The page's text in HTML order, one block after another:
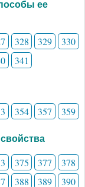
ее
328 329
330
341
354 357 359
375 377
378
388 389
390